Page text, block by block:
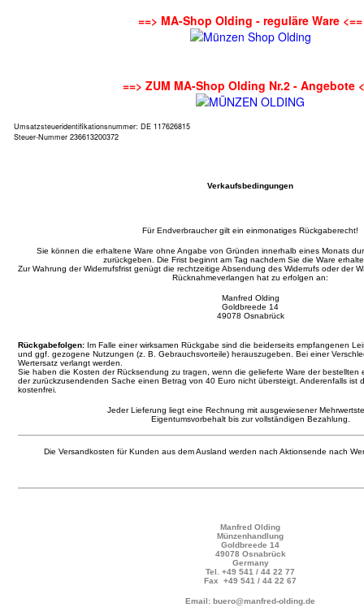
==> MA-Shop Olding - reguläre Ware <==
==> ZUM MA-Shop Olding Nr.2 - Angebote
Umsatzsteueridentifikationsnummer: DE 117626815
Steuer-Nummer 236613200372
Verkaufsbedingungen
Für Endverbraucher gilt ein einmonatiges Rückgaberecht!
Sie können die erhaltene Ware ohne Angabe von Gründen innerhalb eines Monats
zurückgeben. Die Frist beginnt am Tag nachdem Sie die Ware
Zur Wahrung der Widerrufsfrist genügt die rechtzeitige Absendung des Widerrufs oder der
Rücknahmeverlangen hat zu erfolgen an:
Manfred Olding
Goldbreede 14
49078 Osnabrück
Rückgabefolgen: Im Falle einer wirksamen Rückgabe sind die beiderseits empfangenen
und ggf. gezogene Nutzungen (z. B. Gebrauchsvorteile) herauszugeben. Bei einer
Wertersatz verlangt werden.
Sie haben die Kosten der Rücksendung zu tragen, wenn die gelieferte Ware der bestellten
der zurückzusendenden Sache einen Betrag von 40 Euro nicht übersteigt. Anderenfalls ist
kostenfrei.
Jeder Lieferung liegt eine Rechnung mit ausgewiesener
Eigentumsvorbehalt bis zur vollständigen Bezahlung.
Die Versandkosten für Kunden aus dem Ausland werden nach Aktionsende nach
Manfred Olding
Münzenhandlung
Goldbreede 14
49078 Osnabrück
Germany
Tel. +49 541 / 44 22 77
Fax +49 541 / 44 22 67
Email: buero@manfred-olding.de